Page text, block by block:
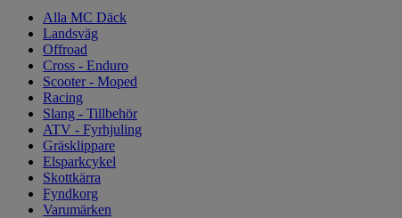
Alla MC Däck
Landsväg
Offroad
Cross - Enduro
Scooter - Moped
Racing
Slang - Tillbehör
ATV - Fyrhjuling
Gräsklippare
Elsparkcykel
Skottkärra
Fyndkorg
Varumärken